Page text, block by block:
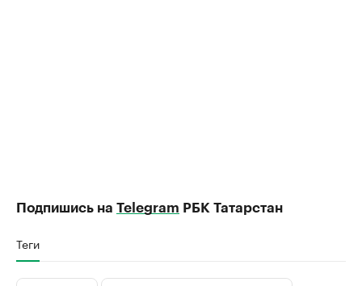
Подпишись на Telegram РБК Татарстан
Теги